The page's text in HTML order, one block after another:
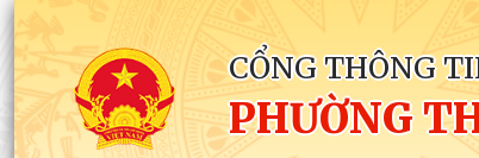
CỔNG THÔNG
PHƯỜNG